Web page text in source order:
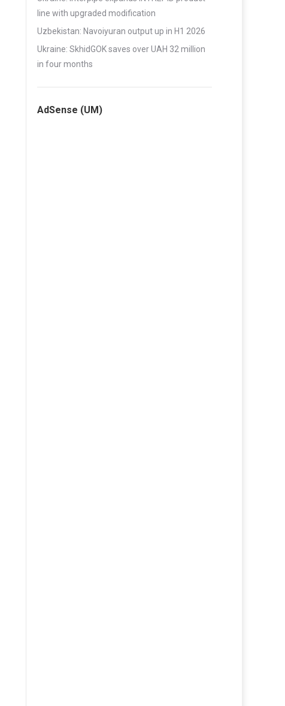
line with upgraded modification
Uzbekistan: Navoiyuran output up in H1 2026
Ukraine: SkhidGOK saves over UAH 32 million
in four months
AdSense (UM)